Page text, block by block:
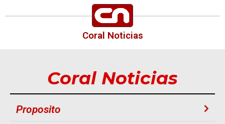
Coral Noticias
Coral Noticias
Proposito